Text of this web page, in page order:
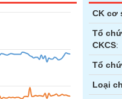
CK cơ
Tổ
CKCS:
Tổ
Loại